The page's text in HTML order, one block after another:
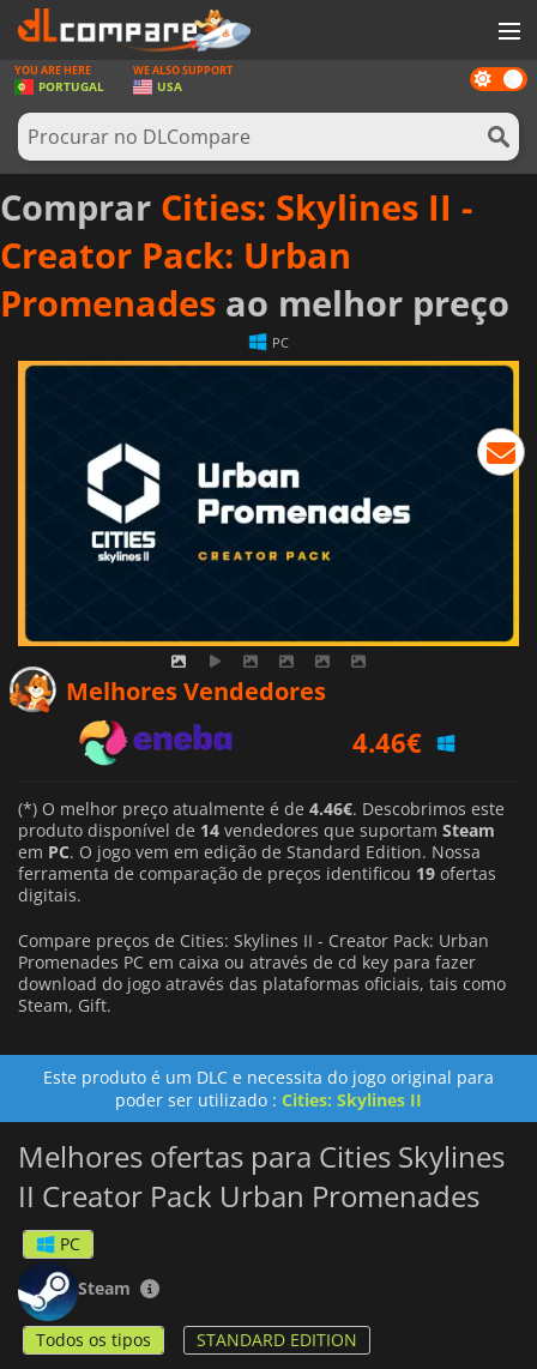
JOGOS
GAME CARDS
SOFTWARE
REWARDS
HARDWARE
NOTÍCIAS
ENTRAR OU REGISTAR
Dark
mode
YOU ARE HERE
PORTUGAL
WE ALSO SUPPORT
USA
Comprar Cities: Skylines II -
Creator Pack: Urban
Promenades ao melhor preço
PC
Melhores Vendedores
5.61€
5.99€
(*) O melhor preço atualmente é de 4.46€. Descobrimos este
produto disponível de 14 vendedores que suportam Steam
em PC. O jogo vem em edição de Standard Edition. Nossa
ferramenta de comparação de preços identificou 19 ofertas
digitais.
Compare preços de Cities: Skylines II - Creator Pack: Urban
Promenades PC em caixa ou através de cd key para fazer
download do jogo através das plataformas oficiais, tais como
Steam, Gift.
Este produto é um DLC e necessita do jogo original para
poder ser utilizado : Cities: Skylines II
Melhores ofertas para Cities Skylines
II Creator Pack Urban Promenades
PC
Steam
Todos os tipos STANDARD EDITION